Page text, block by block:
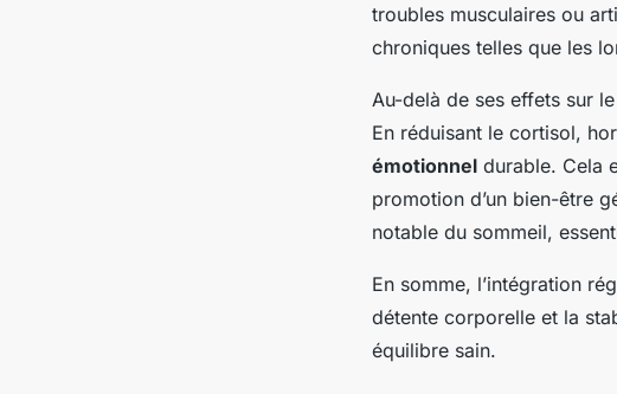
troubles musculaires ou
chroniques telles que les
Au-delà de ses effets sur
En réduisant le cortisol,
émotionnel durable. Cela
promotion d’un bien-être
notable du sommeil,
En somme, l’intégration
détente corporelle et la
équilibre sain.